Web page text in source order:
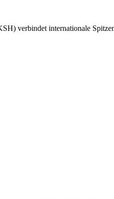
verbindet internationale